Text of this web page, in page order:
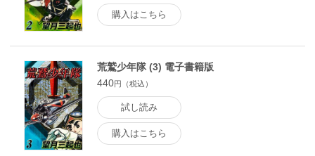
購入はこちら
荒鷲少年隊 (3) 電子書籍版
440円（税込）
試し読み
購入はこちら